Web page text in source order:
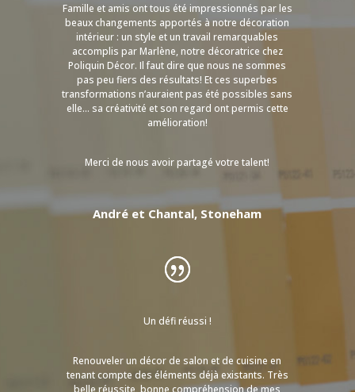
Famille et amis ont tous été impressionnés par les
beaux changements apportés à notre décoration
intérieur : un style et un travail remarquables
accomplis par Marlène, notre décoratrice chez
Poliquin Décor. Il faut dire que nous ne sommes
pas peu fiers des résultats! Et ces superbes
transformations n’auraient pas été possibles sans
elle… sa créativité et son regard ont permis cette
amélioration!
Merci de nous avoir partagé votre talent!
André et Chantal, Stoneham
Un défi réussi !
Renouveler un décor de salon et de cuisine en
tenant compte des éléments déjà existants. Très
belle réussite, bonne compréhension de mes